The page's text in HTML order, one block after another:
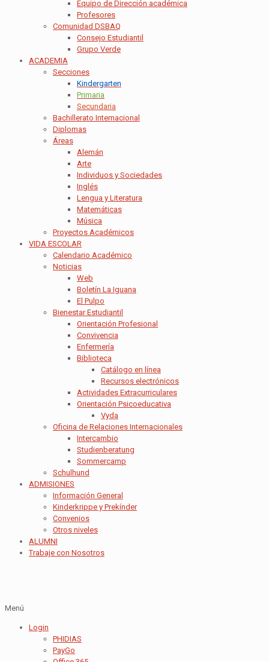
Equipo de Dirección académica
Profesores
Comunidad DSBAQ
Consejo Estudiantil
Grupo Verde
ACADEMIA
Secciones
Kindergarten
Primaria
Secundaria
Bachillerato Internacional
Diplomas
Áreas
Alemán
Arte
Individuos y Sociedades
Inglés
Lengua y Literatura
Matemáticas
Música
Proyectos Académicos
VIDA ESCOLAR
Calendario Académico
Noticias
Web
Boletín La Iguana
El Pulpo
Bienestar Estudiantil
Orientación Profesional
Convivencia
Enfermería
Biblioteca
Catálogo en línea
Recursos electrónicos
Actividades Extracurriculares
Orientación Psicoeducativa
Vyda
Oficina de Relaciones Internacionales
Intercambio
Studienberatung
Sommercamp
Schulhund
ADMISIONES
Información General
Kinderkrippe y Prekínder
Convenios
Otros niveles
ALUMNI
Trabaje con Nosotros
Menú
Login
PHIDIAS
PayGo